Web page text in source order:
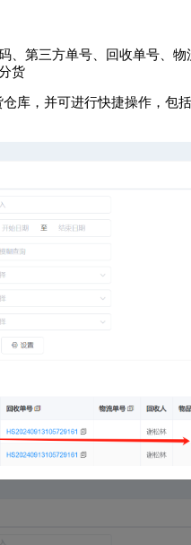
、第三方单号、回收单号、
货
库，并可进行快捷操作，包